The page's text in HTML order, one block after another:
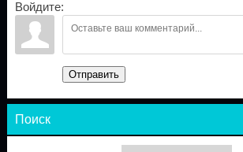
Войдите:
Отправить
Поиск